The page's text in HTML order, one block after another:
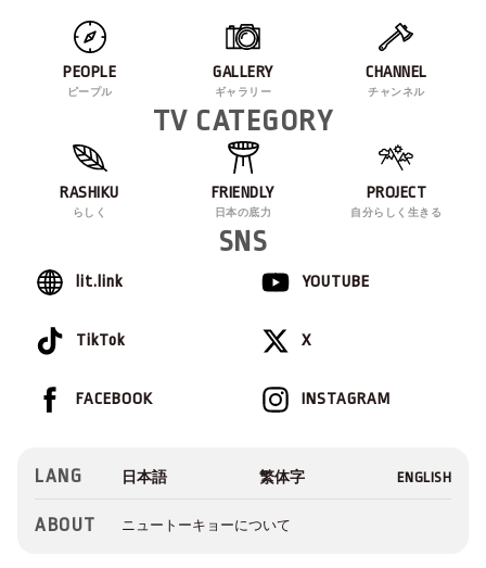
PEOPLE
ピープル
GALLERY
ギャラリー
CHANNEL
チャンネル
TV CATEGORY
RASHIKU
らしく
FRIENDLY
日本の底力
PROJECT
自分らしく生きる
SNS
lit.link YOUTUBE
TikTok X
INSTAGRAM
FACEBOOK
LANG
ABOUT ニュートーキョーについて